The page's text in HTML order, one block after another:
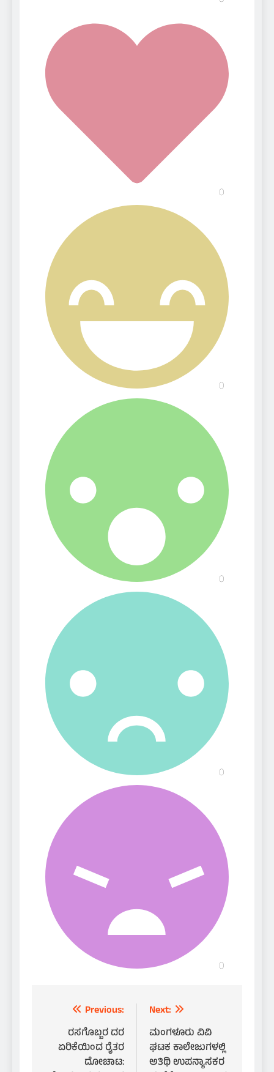
navigation
Previous:
ರಸಗೊಬ್ಬರ ದರ
ಏರಿಕೆಯಿಂದ ರೈತರ
ದೋಚಾಟ:
Next:
ಮಂಗಳೂರು ವಿವಿ
ಘಟಕ ಕಾಲೇಜುಗಳಲ್ಲಿ
ಅತಿಥಿ ಉಪನ್ಯಾಸಕರ